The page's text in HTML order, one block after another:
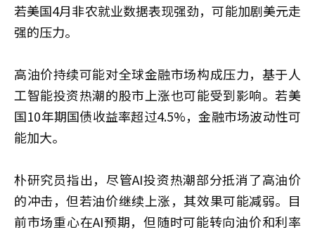
若美国4月非农就业数据表现强劲，可能加剧美元走
强的压力。
高油价持续可能对全球金融市场构成压力，基于人
工智能投资热潮的股市上涨也可能受到影响。若美
国10年期国债收益率超过4.5%，金融市场波动性可
能加大。
朴研究员指出，尽管AI投资热潮部分抵消了高油价
的冲击，但若油价继续上涨，其效果可能减弱。目
前市场重心在AI预期，但随时可能转向油价和利率